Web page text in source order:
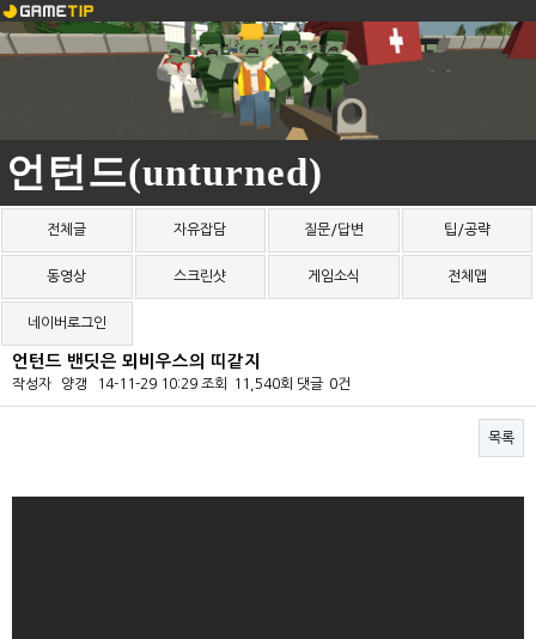
언턴드(unturned)
전체글 자유잡담 질문/답변 팁/공략
동영상 스크린샷 게임소식 전체맵
네이버로그인
언턴드 밴딧은 뫼비우스의 띠같지
작성자 양갱 14-11-29 10:29 조회 11,540회 댓글 0건
목록